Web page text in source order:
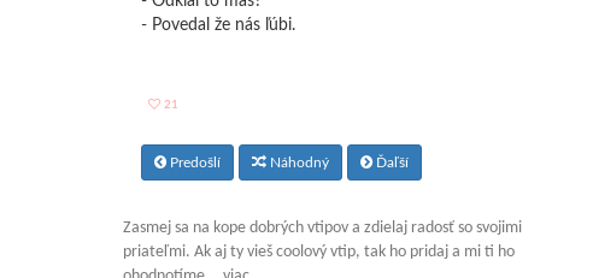
- Povedal že nás ľúbi.
21
Predošlí Náhodný Ďaľší
Zasmej sa na kope dobrých vtipov a zdielaj radosť so svojimi
priateľmi. Ak aj ty vieš coolový vtip, tak ho pridaj a mi ti ho